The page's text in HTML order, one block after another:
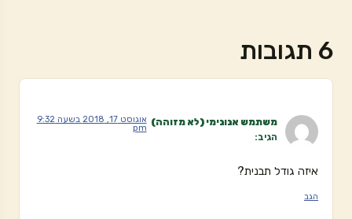
6 תגובות
משתמש אנונימי (לא מזוהה)
הגיב:
אוגוסט 17, 2018 בשעה 9:32
pm
איזה גודל תבנית?
הגב